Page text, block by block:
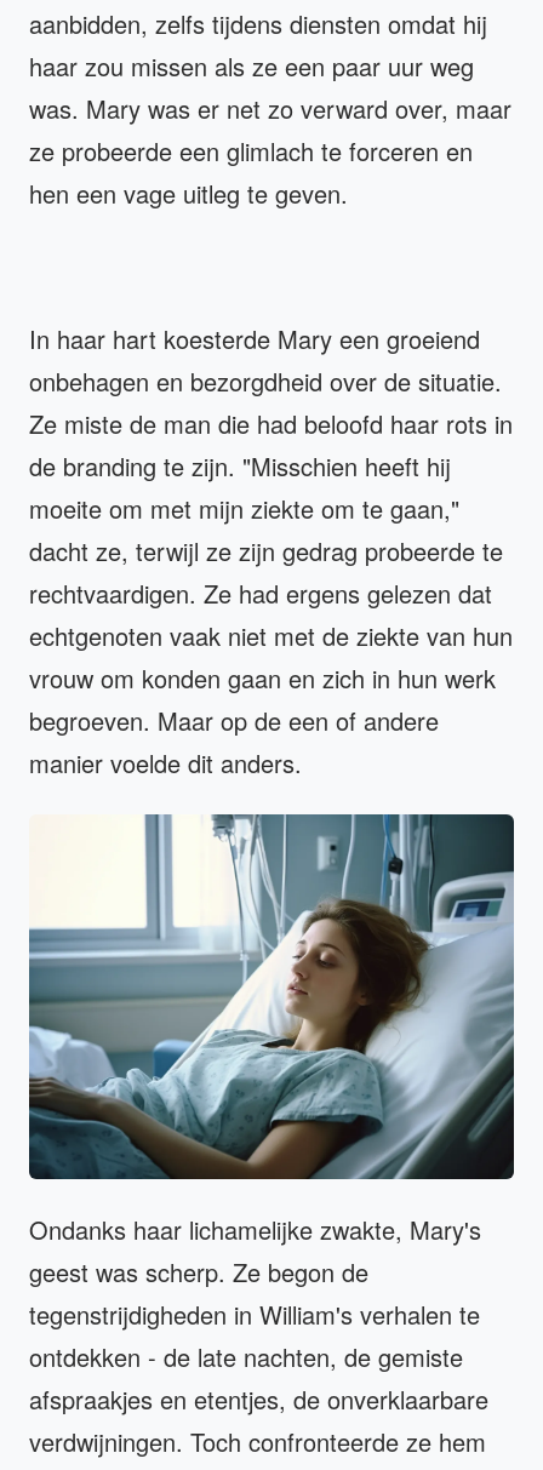
aanbidden, zelfs tijdens diensten omdat hij
haar zou missen als ze een paar uur weg
was. Mary was er net zo verward over, maar
ze probeerde een glimlach te forceren en
hen een vage uitleg te geven.
In haar hart koesterde Mary een groeiend
onbehagen en bezorgdheid over de situatie.
Ze miste de man die had beloofd haar rots in
de branding te zijn. "Misschien heeft hij
moeite om met mijn ziekte om te gaan,"
dacht ze, terwijl ze zijn gedrag probeerde te
rechtvaardigen. Ze had ergens gelezen dat
echtgenoten vaak niet met de ziekte van hun
vrouw om konden gaan en zich in hun werk
begroeven. Maar op de een of andere
manier voelde dit anders.
Ondanks haar lichamelijke zwakte, Mary's
geest was scherp. Ze begon de
tegenstrijdigheden in William's verhalen te
ontdekken - de late nachten, de gemiste
afspraakjes en etentjes, de onverklaarbare
verdwijningen. Toch confronteerde ze hem